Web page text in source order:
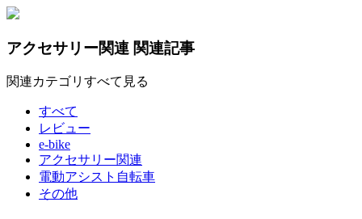
アクセサリー関連 関連記事
関連カテゴリ すべて見る
すべて
レビュー
e-bike
アクセサリー関連
電動アシスト自転車
その他